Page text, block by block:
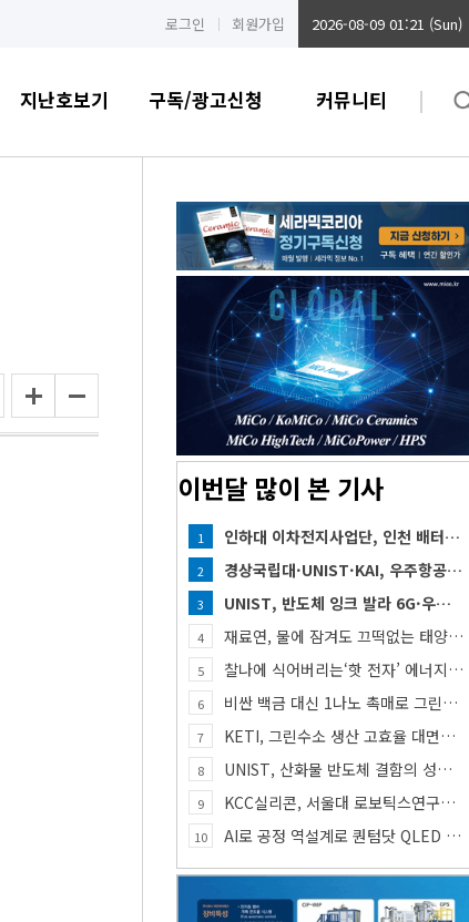
로그인 회원가입 2026-08-09 01:21 (Sun)
지난호보기 구독/광고신청 커뮤니티
이번달 많이 본 기사
1 인하대 이차전지사업단, 인천 배터리 인재양성 거점 역할 강화
2 경상국립대·UNIST·KAI, 우주항공 인재 함께 키운다
3 UNIST, 반도체 잉크 발라 6G·우주통신용 고주파 스위치 만든다
4 재료연, 물에 잠겨도 끄떡없는 태양전지 개발
5 찰나에 식어버리는‘핫 전자’ 에너지, 망간 거쳐 화학반응에 쓴다
6 비싼 백금 대신 1나노 촉매로 그린수소 생산
7 KETI, 그린수소 생산 고효율 대면적 ‘다공성 확산체’ 개발
8 UNIST, 산화물 반도체 결함의 성질 밝혀
9 KCC실리콘, 서울대 로보틱스연구소와 ‘로봇용 실리콘 소재’ 기술교류
10 AI로 공정 역설계로 퀀텀닷 QLED 수명 40배 늘렸다